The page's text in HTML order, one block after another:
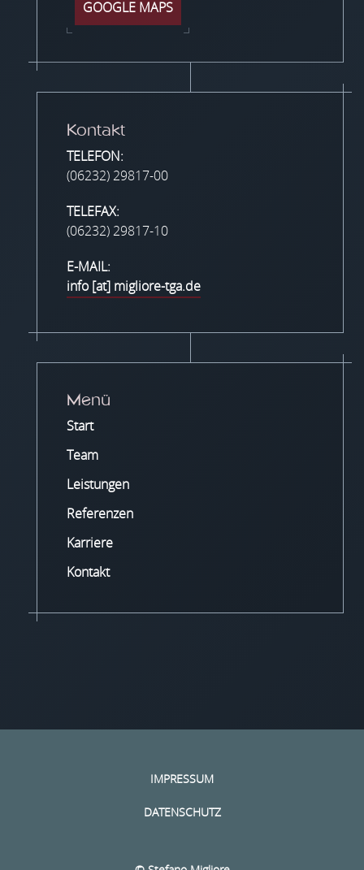
GOOGLE MAPS
Kontakt
TELEFON:
(06232) 29817-00
TELEFAX:
(06232) 29817-10
E-MAIL:
info [at] migliore-tga.de
Menü
Start
Team
Leistungen
Referenzen
Karriere
Kontakt
IMPRESSUM
DATENSCHUTZ